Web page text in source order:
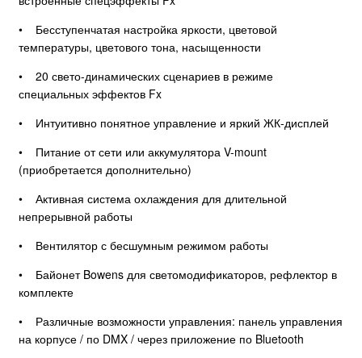
• Бесступенчатая настройка яркости, цветовой
температуры, цветового тона, насыщенности
• 20 свето-динамических сценариев в режиме
специальных эффектов Fx
• Интуитивно понятное управление и яркий ЖК-дисплей
• Питание от сети или аккумулятора V-mount
(приобретается дополнительно)
• Активная система охлаждения для длительной
непрерывной работы
• Вентилятор с бесшумным режимом работы
• Байонет Bowens для светомодификаторов, рефлектор в
комплекте
• Различные возможности управления: панель управления
на корпусе / по DMX / через приложение по Bluetooth